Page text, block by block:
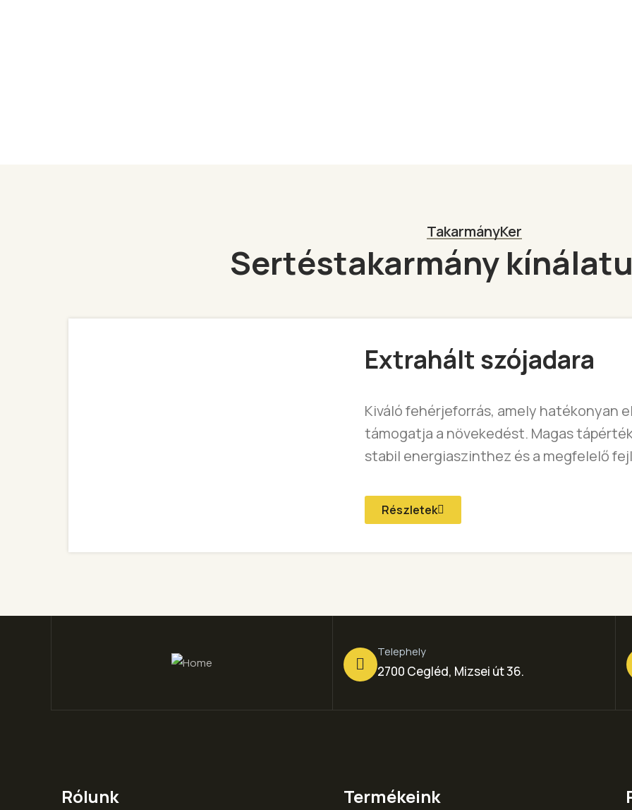
TakarmányKer
Sertéstakarmány
Extrahált szójadara
Kiváló fehérjeforrás, amely hatékonyan
támogatja a növekedést. Magas
stabil energiaszinthez és a megfelelő
Részletek
Telephely
2700 Cegléd, Mizsei út 36.
Rólunk Termékeink